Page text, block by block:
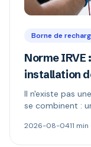
Borne de
Norme IRVE
installation
Il n'existe pas
se combinent :
borne. Ce qui
2026-08-0411